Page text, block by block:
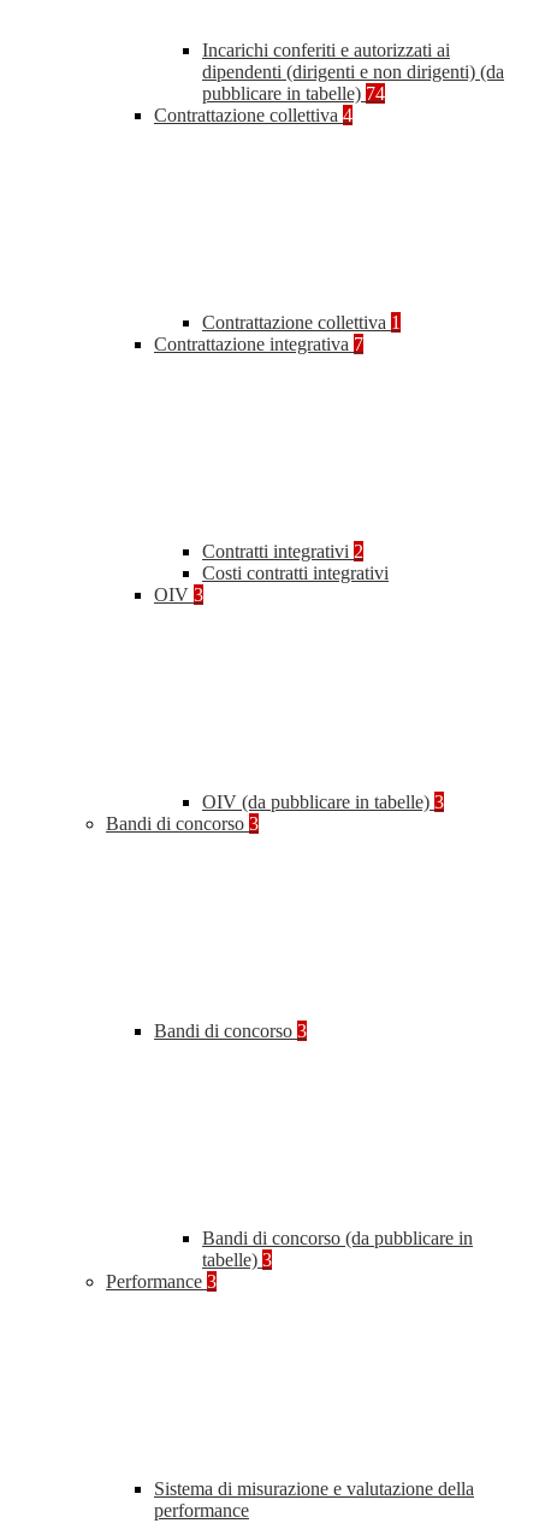
Incarichi conferiti e autorizzati ai
dipendenti (dirigenti e non dirigenti) (da
pubblicare in tabelle) 74
Contrattazione collettiva 4
Contrattazione collettiva 1
Contrattazione integrativa 7
Contratti integrativi 2
Costi contratti integrativi
OIV 3
OIV (da pubblicare in tabelle) 3
Bandi di concorso 3
Bandi di concorso 3
Bandi di concorso (da pubblicare in
tabelle) 3
Performance 3
Sistema di misurazione e valutazione della
performance